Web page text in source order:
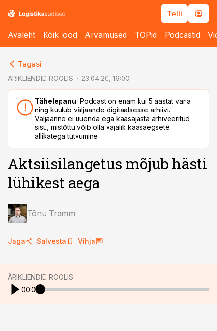
Telli
Avaleht Kõik lood Arvamused TOPid Podcastid
Tagasi
ÄRIKLIENDID ROOLIS 23.04.20, 16:00
Tähelepanu! Podcast on enam kui 5 aastat vana
ning kuulub väljaande digitaalsesse arhiivi.
Väljaanne ei uuenda ega kaasajasta arhiveeritud
sisu, mistõttu võib olla vajalik kaasaegsete
allikatega tutvumine
Aktsiisilangetus mõjub hästi
lühikest aega
Tõnu Tramm
Jaga Salvesta Vihja
ÄRIKLIENDID ROOLIS
00:00